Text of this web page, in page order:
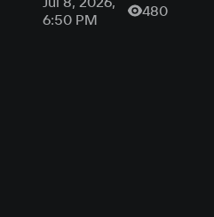
новости
6:50 PM
480